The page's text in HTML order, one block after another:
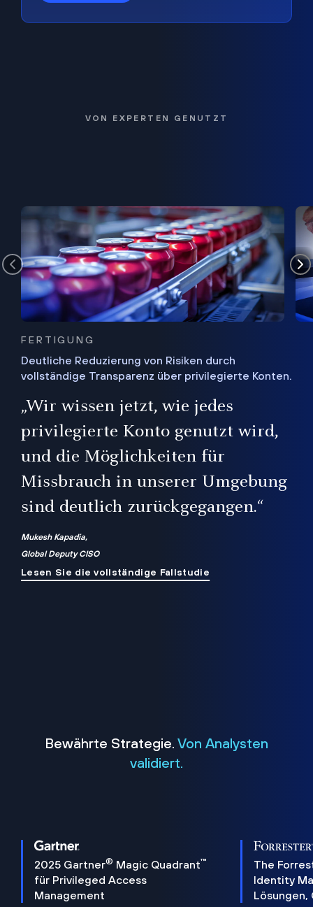
VON EXPERTEN GENUTZT
FERTIGUNG
Deutliche Reduzierung von Risiken durch
vollständige Transparenz über privilegierte Konten.
„Wir wissen jetzt, wie jedes
privilegierte Konto genutzt wird,
und die Möglichkeiten für
Missbrauch in unserer Umgebung
sind deutlich zurückgegangen.“
Mukesh Kapadia,
Global Deputy CISO
Lesen Sie die vollständige Fallstudie
Bewährte Strategie. Von Analysten
validiert.
2025 Gartner® Magic Quadrant™
für Privileged Access
Management
The
Identity
Lösungen,